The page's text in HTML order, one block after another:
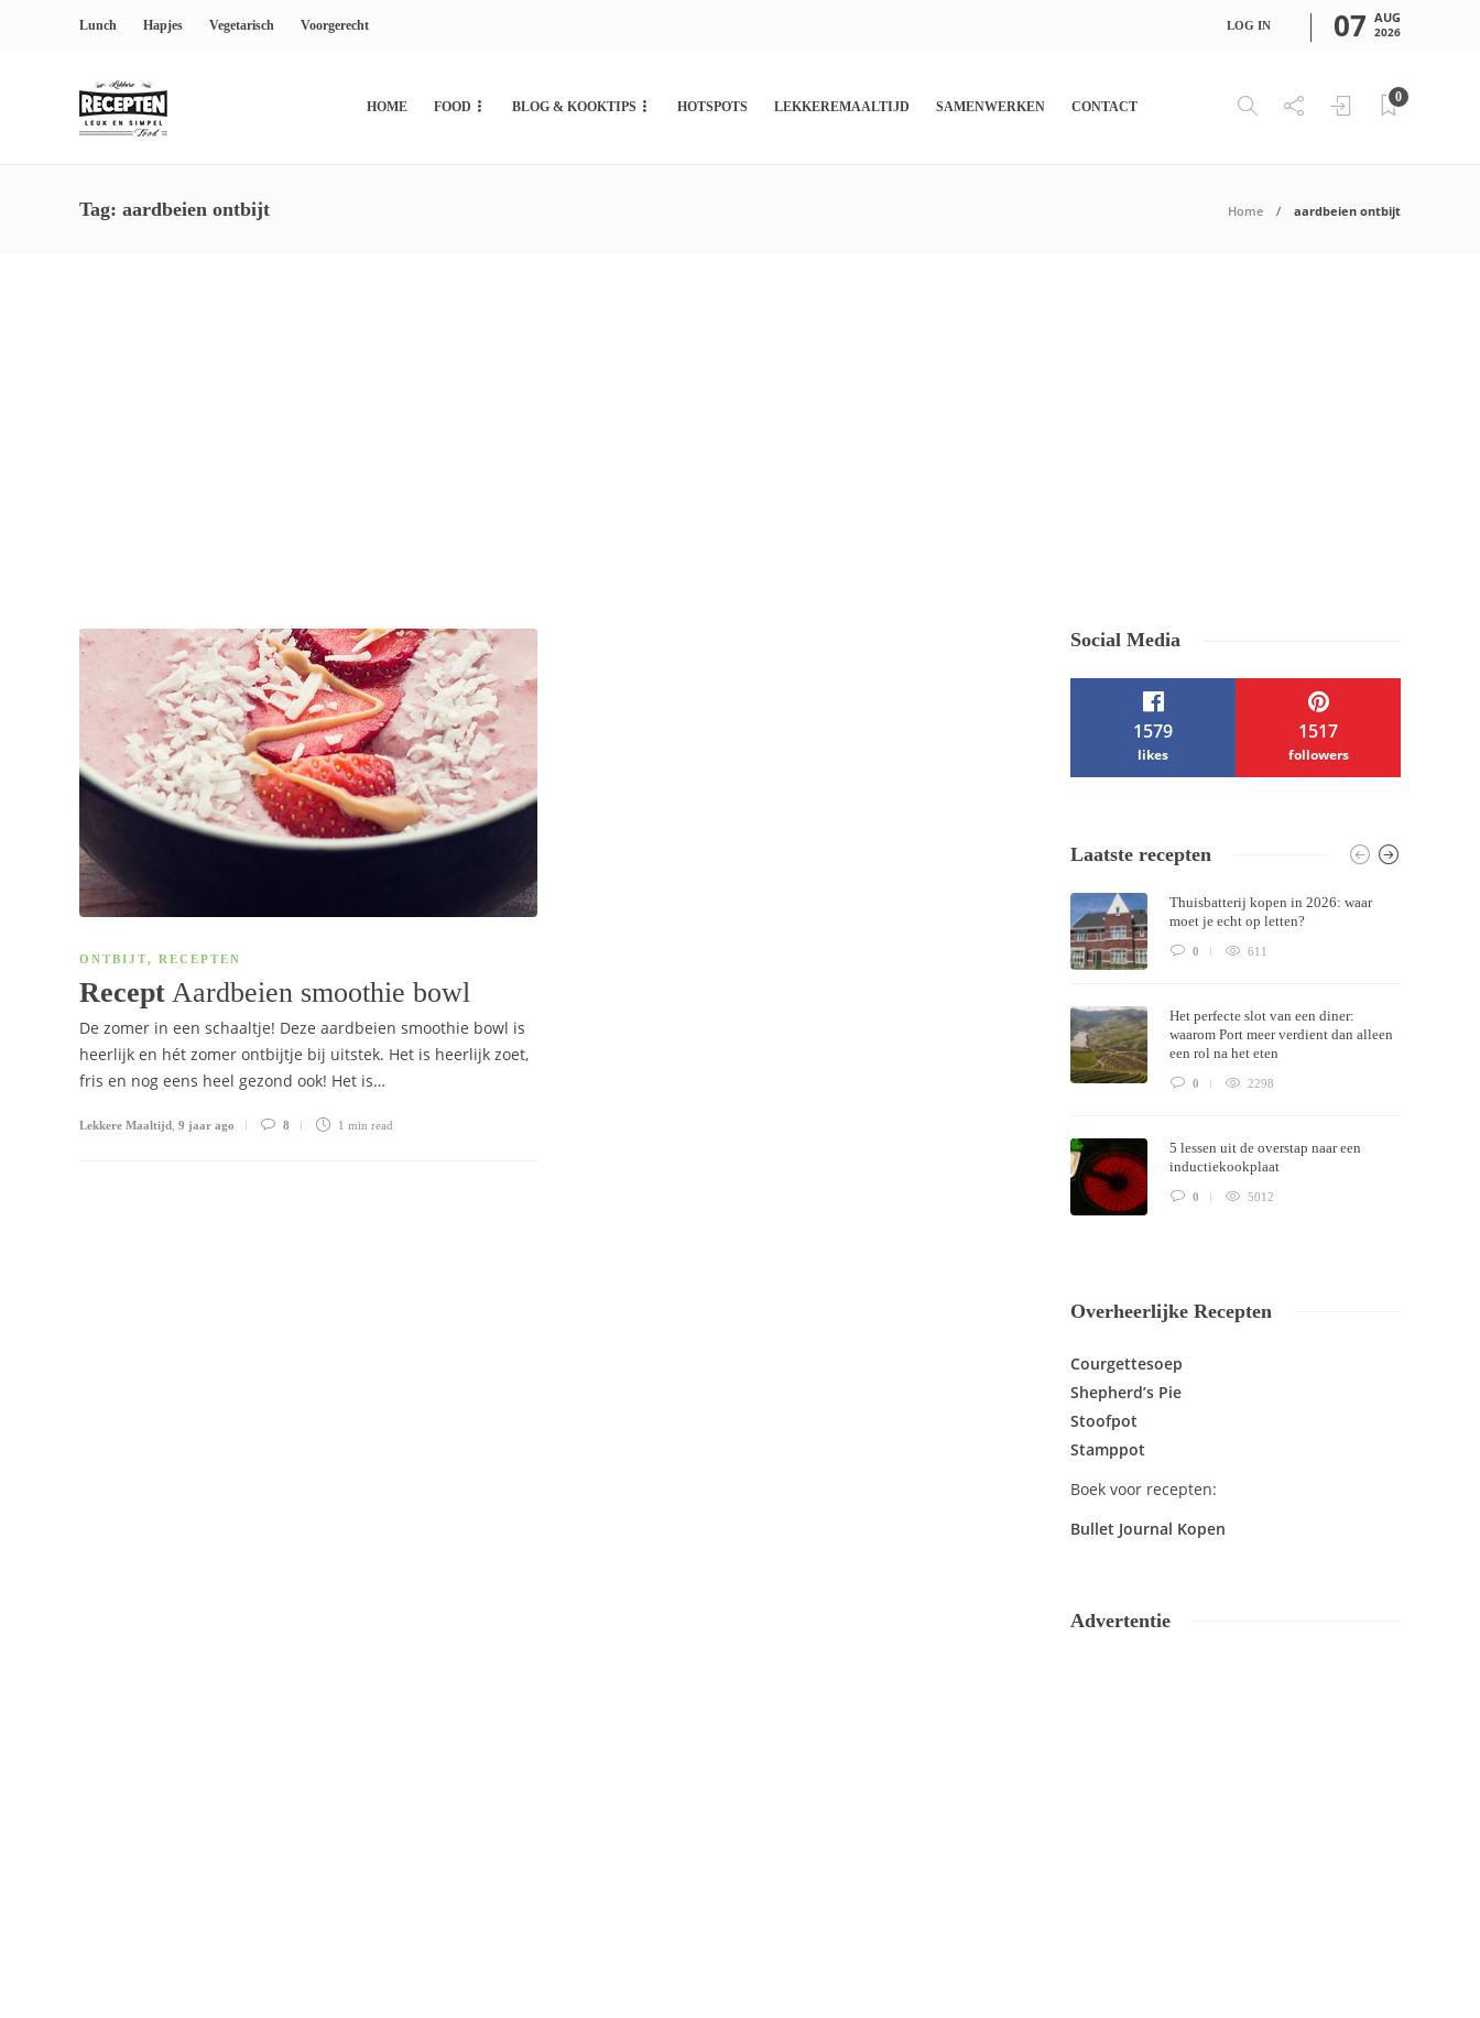
Lunch Hapjes Vegetarisch Voorgerecht LOG IN 07 AUG
2026
HOME FOOD BLOG & KOOKTIPS HOTSPOTS LEKKEREMAALTIJD SAMENWERKEN CONTACT
0
Tag: aardbeien ontbijt Home aardbeien ontbijt
ONTBIJT, RECEPTEN
Recept Aardbeien smoothie bowl
De zomer in een schaaltje! Deze aardbeien smoothie bowl is
heerlijk en hét zomer ontbijtje bij uitstek. Het is heerlijk zoet,
fris en nog eens heel gezond ook! Het is…
Lekkere Maaltijd 9 jaar ago 8 1 min read
Social Media
1579
likes
1517
followers
Themes bySilicon Themes . Join us right
now!
Laatste recepten
Thuisbatterij kopen in 2026: waar
moet je echt op letten?
0 611
Het perfecte slot van een diner:
waarom Port meer verdient dan alleen
een rol na het eten
0 2298
5 lessen uit de overstap naar een
inductiekookplaat
0 5012
Overheerlijke Recepten
Courgettesoep
Shepherd’s Pie
Stoofpot
Stamppot
Boek voor recepten:
Bullet Journal Kopen
Advertentie